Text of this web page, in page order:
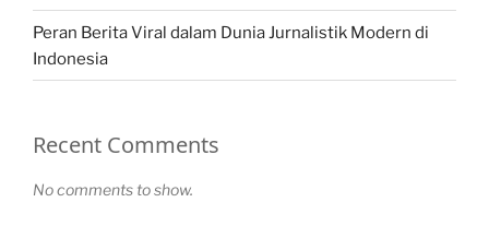
Peran Berita Viral dalam Dunia Jurnalistik Modern di
Indonesia
Recent Comments
No comments to show.